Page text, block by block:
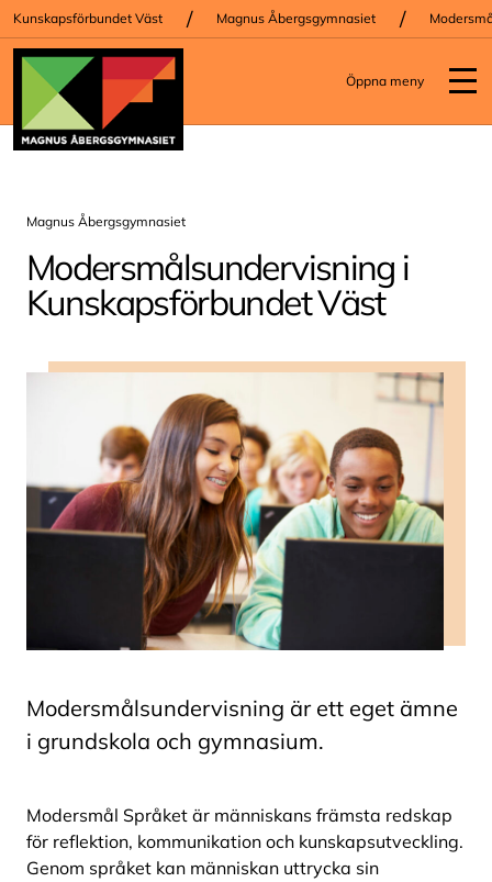
Kunskapsförbundet Väst / Magnus Åbergsgymnasiet /
Öppna meny
Magnus Åbergsgymnasiet
Modersmålsundervisning i
Kunskapsförbundet Väst
Modersmålsundervisning är ett eget ämne
i grundskola och gymnasium.
Modersmål Språket är människans främsta redskap
för reflektion, kommunikation och kunskapsutveckling.
Genom språket kan människan uttrycka sin